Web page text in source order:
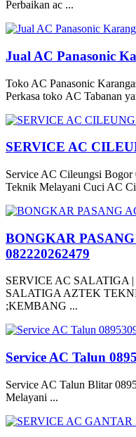
Perbaikan ac ...
Jual AC Panasonic
Toko AC Panasonic
Perkasa toko AC Tabanan
SERVICE AC
Service AC Cileungsi
Teknik Melayani Cuci AC
BONGKAR
082220262479
SERVICE AC SALATIGA
SALATIGA AZTEK
;KEMBANG ...
Service AC Talun
Service AC Talun Blitar
Melayani ...